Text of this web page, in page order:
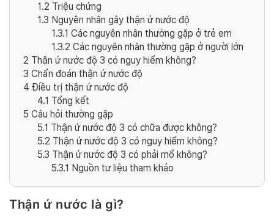
1.2 Triệu chứng
1.3 Nguyên nhân gây thận ứ nước độ
1.3.1 Các nguyên nhân thường gặp ở trẻ em
1.3.2 Các nguyên nhân thường gặp ở người lớn
2 Thận ứ nước độ 3 có nguy hiểm không?
3 Chẩn đoán thận ứ nước độ
4 Điều trị thận ứ nước độ
4.1 Tổng kết
5 Câu hỏi thường gặp
5.1 Thận ứ nước độ 3 có chữa được không?
5.2 Thận ứ nước độ 3 có nguy hiểm không?
5.3 Thận ứ nước độ 3 có phải mổ không?
5.3.1 Nguồn tư liệu tham khảo
Thận ứ nước là gì?